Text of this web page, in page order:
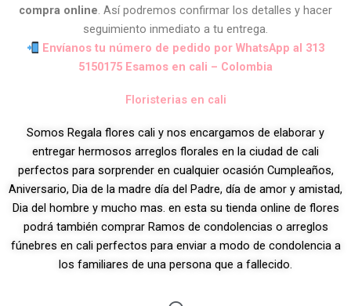
compra online. Así podremos confirmar los detalles y hacer
seguimiento inmediato a tu entrega.
Envíanos tu número de pedido por WhatsApp al 313
5150175 Esamos en cali – Colombia
Floristerias en cali
Somos Regala flores cali y nos encargamos de elaborar y
entregar hermosos arreglos florales en la ciudad de cali
perfectos para sorprender en cualquier ocasión Cumpleaños,
Aniversario, Dia de la madre día del Padre, día de amor y amistad,
Dia del hombre y mucho mas. en esta su tienda online de flores
podrá también comprar Ramos de condolencias o arreglos
fúnebres en cali perfectos para enviar a modo de condolencia a
los familiares de una persona que a fallecido.